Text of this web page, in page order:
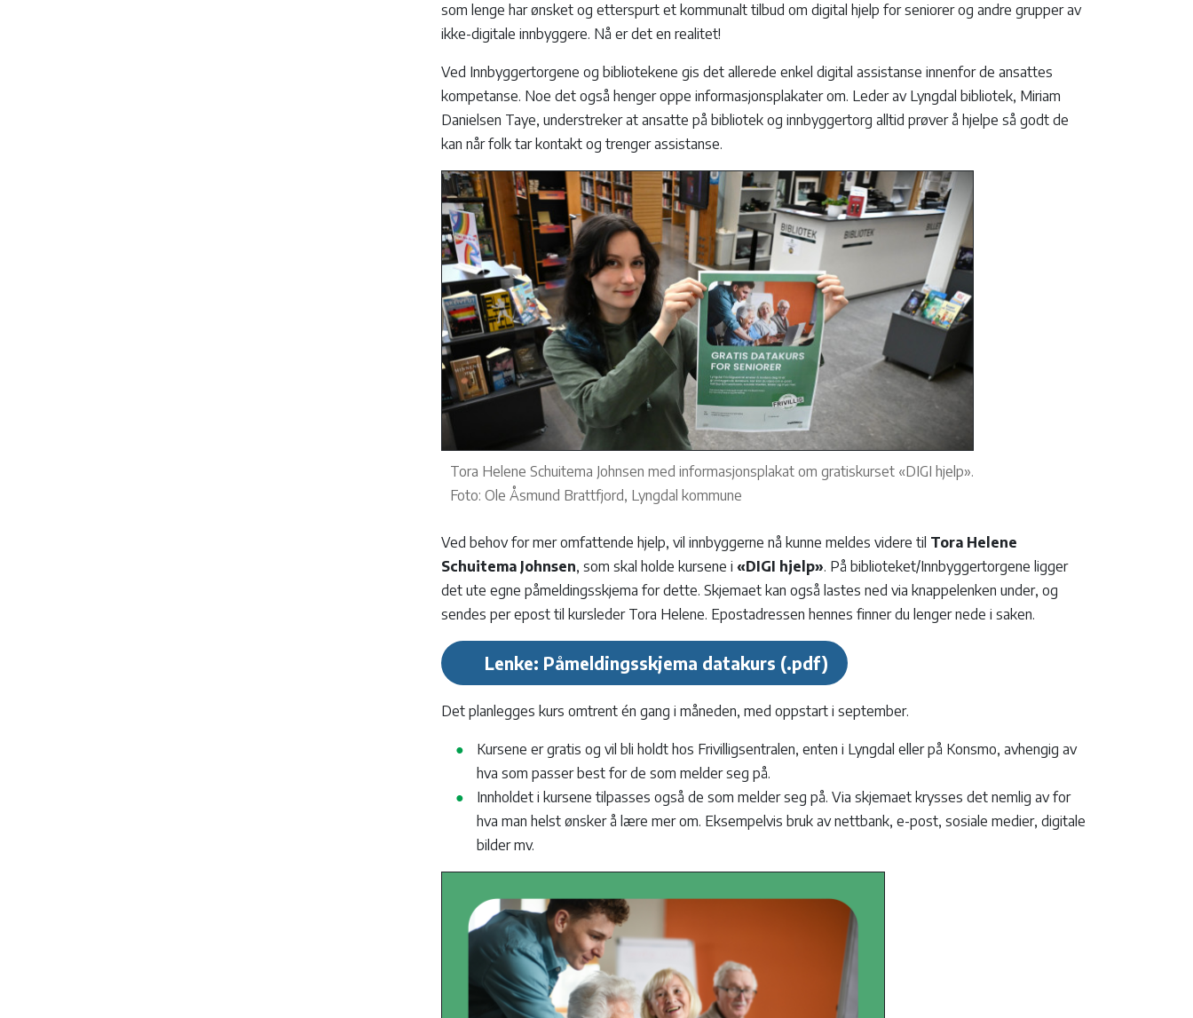
som lenge har ønsket og etterspurt et kommunalt tilbud om digital hjelp for seniorer og andre grupper av
ikke-digitale innbyggere. Nå er det en realitet!
Ved Innbyggertorgene og bibliotekene gis det allerede enkel digital assistanse innenfor de ansattes
kompetanse. Noe det også henger oppe informasjonsplakater om. Leder av Lyngdal bibliotek, Miriam
Danielsen Taye, understreker at ansatte på bibliotek og innbyggertorg alltid prøver å hjelpe så godt de
kan når folk tar kontakt og trenger assistanse.
Tora Helene Schuitema Johnsen med informasjonsplakat om gratiskurset «DIGI hjelp».
Foto: Ole Åsmund Brattfjord, Lyngdal kommune
Ved behov for mer omfattende hjelp, vil innbyggerne nå kunne meldes videre til Tora Helene
Schuitema Johnsen, som skal holde kursene i «DIGI hjelp». På biblioteket/Innbyggertorgene ligger
det ute egne påmeldingsskjema for dette. Skjemaet kan også lastes ned via knappelenken under, og
sendes per epost til kursleder Tora Helene. Epostadressen hennes finner du lenger nede i saken.
Lenke: Påmeldingsskjema datakurs
Det planlegges kurs omtrent én gang i måneden, med oppstart i september.
Kursene er gratis og vil bli holdt hos Frivilligsentralen, enten i Lyngdal eller på Konsmo, avhengig av
hva som passer best for de som melder seg på.
Innholdet i kursene tilpasses også de som melder seg på. Via skjemaet krysses det nemlig av for
hva man helst ønsker å lære mer om. Eksempelvis bruk av nettbank, e-post, sosiale medier, digitale
bilder mv.